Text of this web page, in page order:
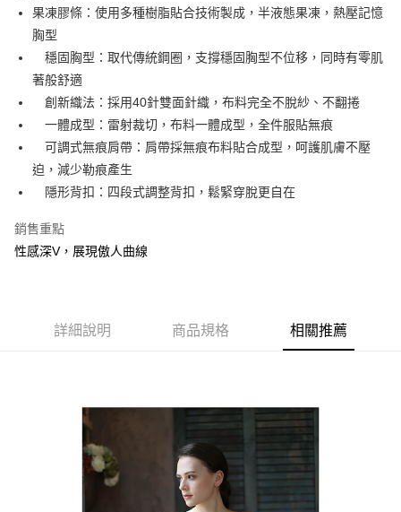
Apple Pay
街口支付
悠遊付
AFTEE先享後付
相關說明
【關於「AFTEE先享後付」】
AFTEE先享後付是「在收到商品之後才付款」的支付方式。 讓您購物簡單
１．簡單：不需註冊會員、不需綁卡、不需儲值。
３．安心：先確認商品／服務後，再付款。
３．收到繳費通知簡訊後14天內，點擊此簡訊中的連結，可透過四大超商／
※ 交易是否成功請以「AFTEE先享後付 」之結帳頁面顯示為準，若有關於
是否繳費成功／繳費後需取消欲退款等相關疑問，請聯繫「AFTEE先享後付
客戶支援中心」
https://netprotections.freshdesk.com/support/home
【注意事項】
１．透過由恩沛科技股份有限公司提供之「AFTEE先享後付」服務完成之交
易，需依本服務之必要範圍內提供個人資料，並將交易相關給付款項請求債
ATM付款
全家取貨付款
每筆NT$60，滿NT$490(含以上)免運費
付款後7-11取貨
每筆NT$60，滿NT$490(含以上)免運費
每筆NT$80，滿NT$490(含以上)免運費
果凍膠條：使用多種樹脂貼合技術製成，半液態果凍，熱壓記憶
胸型
穩固胸型：取代傳統鋼圈，支撐穩固胸型不位移，同時有零肌
著般舒適
創新織法：採用40針雙面針織，布料完全不脫紗、不翻捲
一體成型：雷射裁切，布料一體成型，全件服貼無痕
可調式無痕肩帶：肩帶採無痕布料貼合成型，呵護肌膚不壓
迫，減少勒痕產生
隱形背扣：四段式調整背扣，鬆緊穿脫更自在
銷售重點
性感深V，展現傲人曲線
詳細說明 商品規格 相關推薦